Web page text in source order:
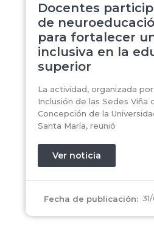
Docentes
de
para fortalecer
inclusiva en la
superior
La actividad, organizada
Inclusión de las Sedes Viña
Concepción de la
Santa María, reunió
Ver noticia
Fecha de publicación: